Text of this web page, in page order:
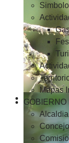
Mapas
GOBIERNO
Alcaldia